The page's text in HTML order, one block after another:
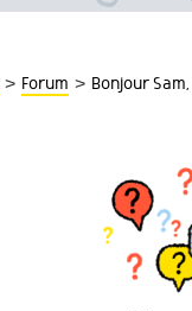
> Forum > Bonjour